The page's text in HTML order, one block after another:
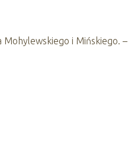
i Mińskiego. –